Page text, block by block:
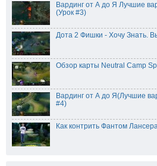
Вардинг от А до Я Лучшие
(Урок #3)
Дота 2 Фишки - Хочу Знать.
Обзор карты Neutral Camp
Вардинг от А до Я(Лучшие
#4)
Как контрить Фантом